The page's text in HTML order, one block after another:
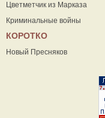
Цветметчик из Марказа
Криминальные войны
КОРОТКО
Новый Пресняков